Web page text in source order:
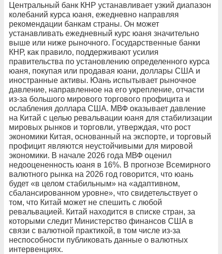
Центральный банк КНР устанавливает узкий диапазон
колебаний курса юаня, ежедневно направляя
рекомендации банкам страны. Он может
устанавливать ежедневный курс юаня значительно
выше или ниже рыночного. Государственные банки
КНР, как правило, поддерживают усилия
правительства по установлению определенного курса
юаня, покупая или продавая юани, доллары США и
иностранные активы. Юань испытывает рыночное
давление, направленное на его укрепление, отчасти
из-за большого мирового торгового профицита и
ослабления доллара США. МВФ оказывает давление
на Китай с целью ревальвации юаня для стабилизации
мировых рынков и торговли, утверждая, что рост
экономики Китая, основанный на экспорте, и торговый
профицит являются неустойчивыми для мировой
экономики. В начале 2026 года МВФ оценил
недооцененность юаня в 16%. В прогнозе Всемирного
валютного рынка на 2026 год говорится, что юань
будет «в целом стабильным» на «адаптивном,
сбалансированном уровне», что свидетельствует о
том, что Китай может не спешить с любой
ревальвацией. Китай находится в списке стран, за
которыми следит Министерство финансов США в
связи с валютной практикой, в том числе из-за
неспособности публиковать данные о валютных
интервенциях.